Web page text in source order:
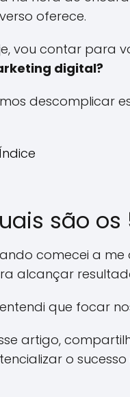
oferece.
vou contar para
digital?
descomplicar
são
comecei a
alcançar
entendi que focar
artigo,
o